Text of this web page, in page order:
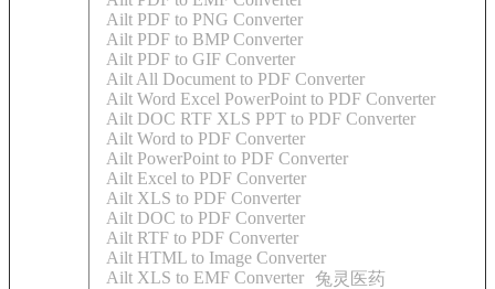
Ailt PDF to PNG Converter
Ailt PDF to BMP Converter
Ailt PDF to GIF Converter
Ailt All Document to PDF Converter
Ailt Word Excel PowerPoint to PDF Converter
Ailt DOC RTF XLS PPT to PDF Converter
Ailt Word to PDF Converter
Ailt PowerPoint to PDF Converter
Ailt Excel to PDF Converter
Ailt XLS to PDF Converter
Ailt DOC to PDF Converter
Ailt RTF to PDF Converter
Ailt HTML to Image Converter
Ailt XLS to EMF Converter 兔灵医药